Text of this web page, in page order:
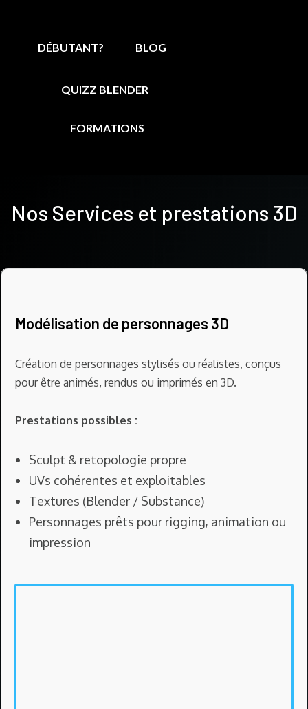
DÉBUTANT? BLOG
QUIZZ BLENDER
FORMATIONS
Nos Services et prestations 3D
Modélisation de personnages 3D
Création de personnages stylisés ou réalistes, conçus
pour être animés, rendus ou imprimés en 3D.
Prestations possibles :
Sculpt & retopologie propre
UVs cohérentes et exploitables
Textures (Blender / Substance)
Personnages prêts pour rigging, animation ou
impression